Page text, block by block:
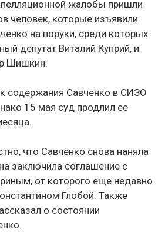
жалобы пришли
человек, которые изъявили
на поруки, среди которых
депутат Виталий Куприй, и
Шишкин.
содержания Савченко в СИЗО
15 мая суд продлил ее
что Савченко снова наняла
заключила соглашение с
от которого еще недавно
Глобой. Также
о состоянии